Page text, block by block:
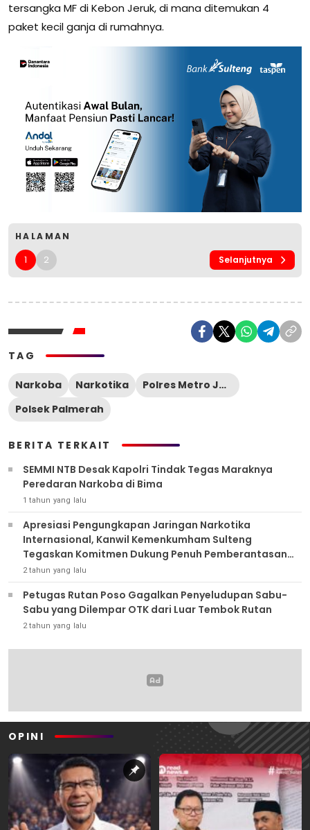
tersangka MF di Kebon Jeruk, di mana ditemukan 4
paket kecil ganja di rumahnya.
HALAMAN
1 2 Selanjutnya
TAG
Narkoba Narkotika
Polres Metro Jakarta Barat
Polsek Palmerah
BERITA TERKAIT
SEMMI NTB Desak Kapolri Tindak Tegas Maraknya
Peredaran Narkoba di Bima
1 tahun yang lalu
Apresiasi Pengungkapan Jaringan Narkotika
Internasional, Kanwil Kemenkumham Sulteng
Tegaskan Komitmen Dukung Penuh Pemberantasan
Narkoba
2 tahun yang lalu
Petugas Rutan Poso Gagalkan Penyeludupan Sabu-
Sabu yang Dilempar OTK dari Luar Tembok Rutan
2 tahun yang lalu
OPINI